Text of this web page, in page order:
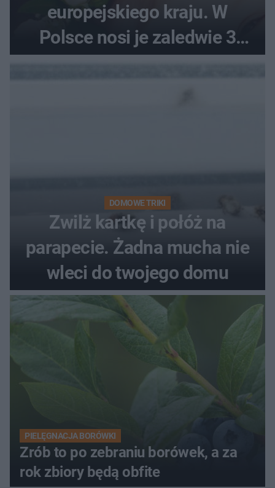
europejskiego kraju. W
Polsce nosi je zaledwie 3
kobiety
DOMOWE TRIKI
Zwilż kartkę i połóż na
parapecie. Żadna mucha nie
wleci do twojego domu
PIELĘGNACJA BORÓWKI
Zrób to po zebraniu borówek, a za
rok zbiory będą obfite